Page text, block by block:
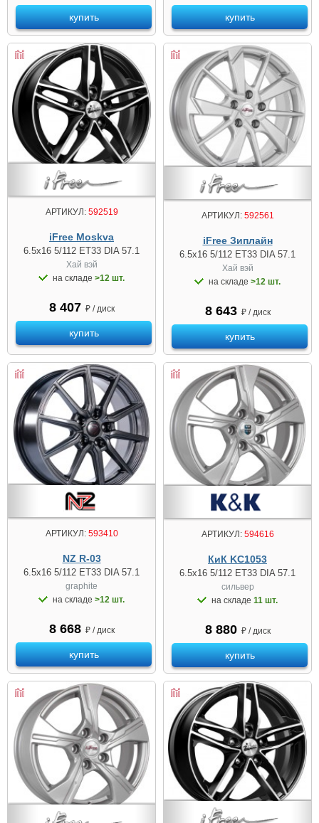
купить купить
АРТИКУЛ:592519
iFree Moskva
6.5x16 5/112 ET33 DIA 57.1
Хай вэй
на складе >12 шт.
8 407 ₽ / диск
купить
АРТИКУЛ:592561
iFree Зиплайн
6.5x16 5/112 ET33 DIA 57.1
Хай вэй
на складе >12 шт.
8 643 ₽ / диск
купить
АРТИКУЛ:593410
NZ R-03
6.5x16 5/112 ET33 DIA 57.1
graphite
на складе >12 шт.
8 668 ₽ / диск
купить
АРТИКУЛ:594616
КиК KC1053
6.5x16 5/112 ET33 DIA 57.1
сильвер
на складе 11 шт.
8 880 ₽ / диск
купить